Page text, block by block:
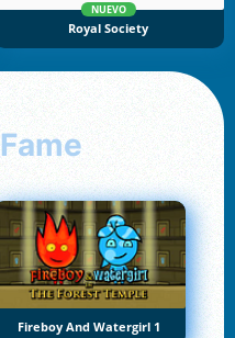
NUEVO
Royal Society
Fame
Fireboy And Watergirl 1